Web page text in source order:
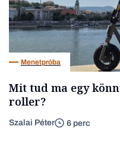
Menetpróba
Mit tud ma egy
roller?
Szalai Péter 6 perc